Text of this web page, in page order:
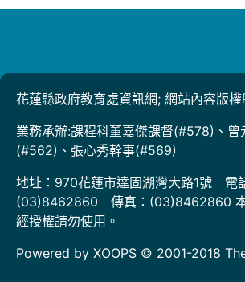
花蓮縣政府教育處資訊網; 網站內容版權
業務承辦:課程科董嘉傑課督(#578)、曾
(#562)、張心秀幹事(#569)
地址：970花蓮市達固湖灣大路1號 電
(03)8462860 傳真：(03)8462860 本
經授權請勿使用。
Powered by XOOPS © 2001-2018